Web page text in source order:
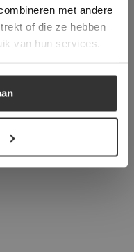
met andere
of die ze hebben
van hun services.